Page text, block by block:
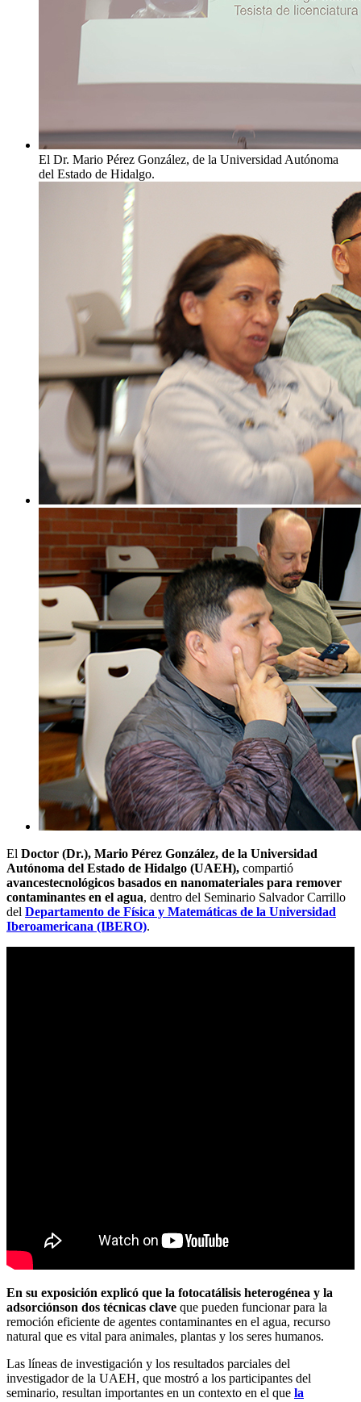
El Dr. Mario Pérez González, de la Universidad Autónoma
del Estado de Hidalgo.
El Doctor (Dr.), Mario Pérez González, de la Universidad
Autónoma del Estado de Hidalgo (UAEH), compartió
avancestecnológicos basados en nanomateriales para remover
contaminantes en el agua, dentro del Seminario Salvador Carrillo
del Departamento de Física y Matemáticas de la Universidad
Iberoamericana (IBERO).
En su exposición explicó que la fotocatálisis heterogénea y la
adsorciónson dos técnicas clave que pueden funcionar para la
remoción eficiente de agentes contaminantes en el agua, recurso
natural que es vital para animales, plantas y los seres humanos.
Las líneas de investigación y los resultados parciales del
investigador de la UAEH, que mostró a los participantes del
seminario, resultan importantes en un contexto en el que la